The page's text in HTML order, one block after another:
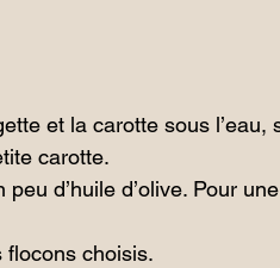
et la carotte sous l’eau,
carotte.
d’huile d’olive. Pour
flocons choisis.